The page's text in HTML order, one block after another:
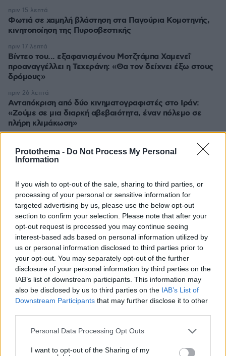
Protothema - Do Not Process My Personal
Information
If you wish to opt-out of the sale, sharing to third parties, or
processing of your personal or sensitive information for
targeted advertising by us, please use the below opt-out
section to confirm your selection. Please note that after your
opt-out request is processed you may continue seeing
interest-based ads based on personal information utilized by
us or personal information disclosed to third parties prior to
your opt-out. You may separately opt-out of the further
disclosure of your personal information by third parties on the
IAB’s list of downstream participants. This information may
also be disclosed by us to third parties on the IAB’s List of
Downstream Participants that may further disclose it to other
Please note that this website/app uses one or more Google
not limited to your visit or usage behaviour. You may click to
Personal Data Processing Opt Outs
I want to opt-out of the Sharing of my
Φωτιά σε χαμηλή βλάστηση στα Παγούρια Κομοτηνής,
κινητοποίηση της Πυροσβεστικής
πριν 15 λεπτά
Βίντεο του... εξαφανισμένου Μοτζτάμπα Χαμενεΐ
προαναγγέλλει η Τεχεράνη: «Θα τον δείχνει έξω στους
δρόμους»
πριν 17 λεπτά
Ανταπόκριση από δύο κινηματογραφιστές στο Ιράν:
«Ζούμε σε μια διαρκή αβεβαιότητα, έναν πόλεμο σε
πλήρη κλιμάκωση»
πριν 26 λεπτά
Μια βιοτεχνολόγος έχασε 10 κιλά χωρίς να στερηθεί το
αγαπημένο της φαγητό – Οι 8 συνήθειες που έκαναν τη
Ουρές και καθυστερήσεις πάνω από 1 ώρα στο
Τελωνείο Ευζώνων, στο ρεύμα εξόδου από την Ελλάδα,
δείτε βίντεο
πριν 31 λεπτά
Τα 21 καλύτερα εστιατόρια στο Ιόνιο
πριν 31 λεπτά
Νετανιάχου: Το Ισραήλ απορρίπτει το ειρηνευτικό
σχέδιο του Τραμπ για τη Γάζα, δεν αποσύρουμε τον
στρατό μέχρι να αφοπλιστεί εντελώς η Χαμάς
πριν 32 λεπτά
ΔΕΙΤΕ ΟΛΕΣ ΤΙΣ ΕΙΔΗΣΕΙΣ